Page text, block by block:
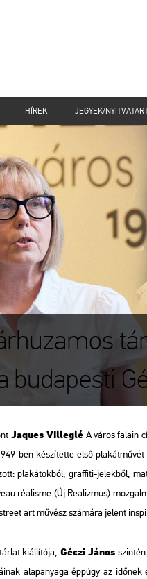
HÍREK JEGYEK/
budapesti
Ja­ques Vil­leg­lé A város fa­la­in
ben ké­szí­tet­te első
pla­ká­tok­ból, graf­fi­ti-je­lek­ből,
ré­al­is­me (Új Re­a­liz­mus)
art mű­vész szá­má­ra je­lent
ki­ál­lí­tó­ja, Géczi János
alap­anya­ga épp­úgy az